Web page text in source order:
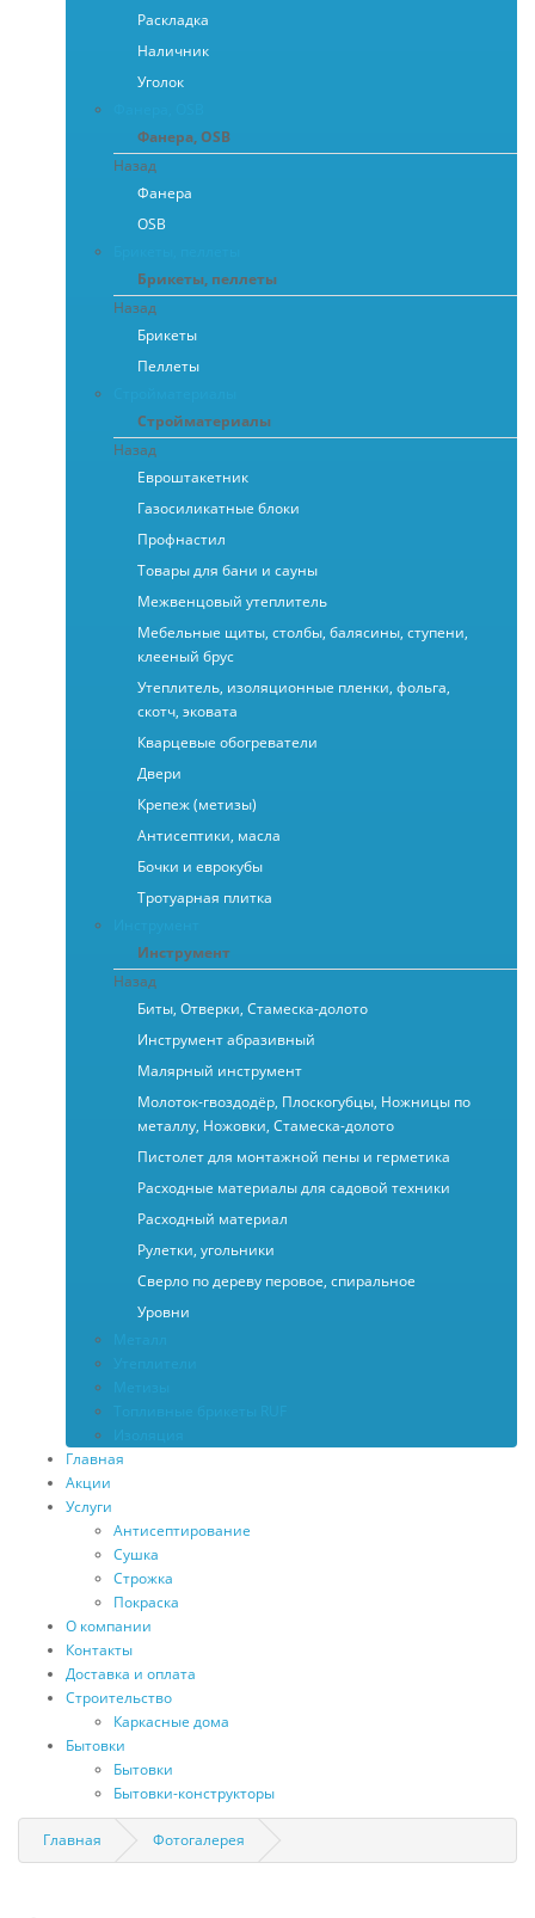
Раскладка
Наличник
Уголок
Фанера, OSB
Назад
Фанера
OSB
Брикеты, пеллеты
Назад
Брикеты
Пеллеты
Стройматериалы
Назад
Евроштакетник
Газосиликатные блоки
Профнастил
Товары для бани и сауны
Межвенцовый утеплитель
Мебельные щиты, столбы, балясины, ступени,
клееный брус
Утеплитель, изоляционные пленки, фольга,
скотч, эковата
Кварцевые обогреватели
Двери
Крепеж (метизы)
Антисептики, масла
Бочки и еврокубы
Тротуарная плитка
Инструмент
Назад
Биты, Отверки, Стамеска-долото
Инструмент абразивный
Малярный инструмент
Молоток-гвоздодёр, Плоскогубцы, Ножницы по
металлу, Ножовки, Стамеска-долото
Пистолет для монтажной пены и герметика
Расходные материалы для садовой техники
Расходный материал
Рулетки, угольники
Сверло по дереву перовое, спиральное
Уровни
Главная
Акции
Услуги
Антисептирование
Сушка
Строжка
Покраска
О компании
Контакты
Доставка и оплата
Строительство
Каркасные дома
Бытовки
Бытовки
Бытовки-конструкторы
Главная Фотогалерея